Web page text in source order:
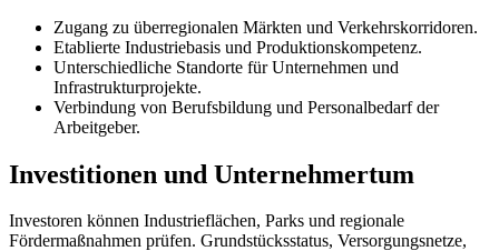
Zugang zu überregionalen Märkten und Verkehrskorridoren.
Etablierte Industriebasis und Produktionskompetenz.
Unterschiedliche Standorte für Unternehmen und
Infrastrukturprojekte.
Verbindung von Berufsbildung und Personalbedarf der
Arbeitgeber.
Investitionen und Unternehmertum
Investoren können Industrieflächen, Parks und regionale
Fördermaßnahmen prüfen. Grundstücksstatus, Versorgungsnetze,